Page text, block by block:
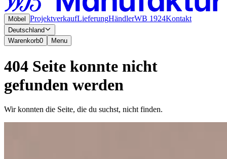
Möbel ProjektverkaufLieferungHändlerWB 1924Kontakt
Deutschland
Warenkorb0 Menu
404 Seite konnte nicht
gefunden werden
Wir konnten die Seite, die du suchst, nicht finden.